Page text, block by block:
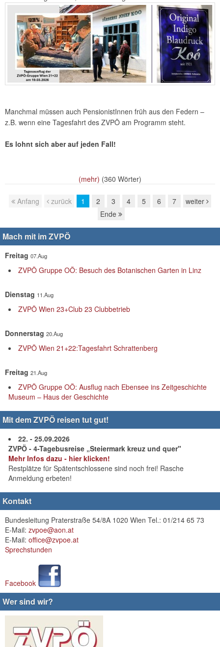
Manchmal müssen auch PensionistInnen früh aus den Federn –
z.B. wenn eine Tagesfahrt des ZVPÖ am Programm steht.
Es lohnt sich aber auf jeden Fall!
(mehr) (360 Wörter)
Page navigation
Anfang zurück 1 2 3 4 5 6 7
weiter
Ende
Mach mit im ZVPÖ
Freitag 07.Aug
ZVPÖ Gruppe OÖ: Besuch des Botanischen Garten in Linz
Dienstag 11.Aug
ZVPÖ Wien 23+Club 23 Clubbetrieb
Donnerstag 20.Aug
ZVPÖ Wien 21+22:Tagesfahrt Schrattenberg
Freitag 21.Aug
ZVPÖ Gruppe OÖ: Ausflug nach Ebensee ins Zeitgeschichte
Museum – Haus der Geschichte
Mit dem ZVPÖ reisen tut gut!
22. - 25.09.2026
ZVPÖ - 4-Tagebusreise „Steiermark kreuz und quer"
Mehr Infos dazu - hier klicken!
Restplätze für Spätentschlossene sind noch frei! Rasche
Anmeldung erbeten!
Kontakt
Bundesleitung Praterstraße 54/8A 1020 Wien Tel.: 01/214 65 73
E-Mail: zvpoe@aon.at
E-Mail: office@zvpoe.at
Sprechstunden
Facebook
Wer sind wir?